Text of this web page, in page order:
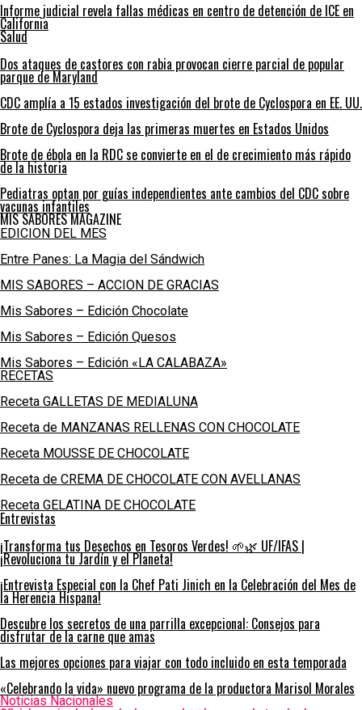
Informe judicial revela fallas médicas en centro de detención de ICE en
California
Salud
Dos ataques de castores con rabia provocan cierre parcial de popular
parque de Maryland
CDC amplía a 15 estados investigación del brote de Cyclospora en EE. UU.
Brote de Cyclospora deja las primeras muertes en Estados Unidos
Brote de ébola en la RDC se convierte en el de crecimiento más rápido
de la historia
Pediatras optan por guías independientes ante cambios del CDC sobre
vacunas infantiles
MIS SABORES MAGAZINE
EDICION DEL MES
Entre Panes: La Magia del Sándwich
MIS SABORES – ACCION DE GRACIAS
Mis Sabores – Edición Chocolate
Mis Sabores – Edición Quesos
Mis Sabores – Edición «LA CALABAZA»
RECETAS
Receta GALLETAS DE MEDIALUNA
Receta de MANZANAS RELLENAS CON CHOCOLATE
Receta MOUSSE DE CHOCOLATE
Receta de CREMA DE CHOCOLATE CON AVELLANAS
Receta GELATINA DE CHOCOLATE
Entrevistas
¡Transforma tus Desechos en Tesoros Verdes! 🌱🌿 UF/IFAS |
¡Revoluciona tu Jardín y el Planeta!
¡Entrevista Especial con la Chef Pati Jinich en la Celebración del Mes de
la Herencia Hispana!
Descubre los secretos de una parrilla excepcional: Consejos para
disfrutar de la carne que amas
Las mejores opciones para viajar con todo incluido en esta temporada
«Celebrando la vida» nuevo programa de la productora Marisol Morales
Noticias Nacionales